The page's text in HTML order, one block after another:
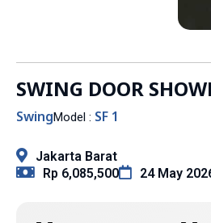
SWING DOOR
SwingModel : SF 1
Jakarta Barat
Rp 6,085,500
24 May